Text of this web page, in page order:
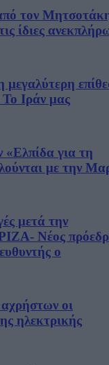
τον
ίδιες
Ιράν μας
για τη
με την
μετά την
Νέος
ο
οι
ηλεκτρικής